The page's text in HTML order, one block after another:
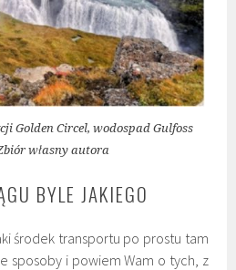
Golden Circel, wodospad Gulfoss
własny autora
BYLE JAKIEGO
środek transportu po prostu tam
sposoby i powiem Wam o tych, z